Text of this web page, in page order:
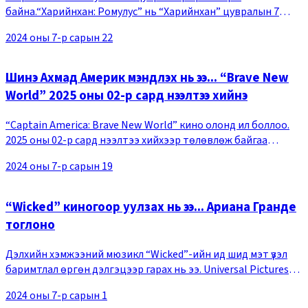
байна.“Харийнхан: Ромулус” нь “Харийнхан” цувралын 7
найруулагч продюсероор, “Don&rsquot Breathe”
2024 оны 7-р сарын 22
Шинэ Ахмад Америк мэндлэх нь ээ... “Brave New
World” 2025 оны 02-р сард нээлтээ хийнэ
“Captain America: Brave New World” кино олонд ил боллоо.
2025 оны 02-р сард нээлтээ хийхээр төлөвлөж байгаа
нь Стив Рожерсоос вибраниум бамба
2024 оны 7-р сарын 19
“Wicked” киногоор уулзах нь ээ... Ариана Гранде
тоглоно
Дэлхийн хэмжээний мюзикл “Wicked”-ийн ид шид мэт үзэл
баримтлал өргөн дэлгэцээр гарах нь ээ. Universal Pictures
“Fashion Features”-ыг олон нийтэд цацжэ
2024 оны 7-р сарын 1